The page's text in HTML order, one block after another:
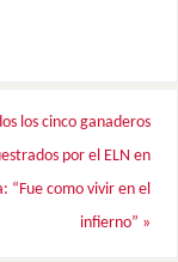
los cinco ganaderos
por el ELN en
“Fue como vivir en el
infierno” »